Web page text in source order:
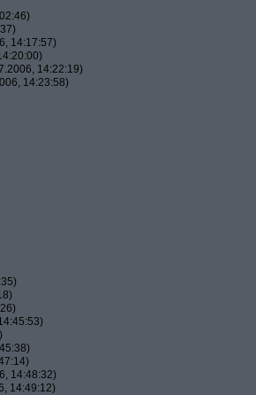
14:17:57)
14:22:19)
14:23:58)
14:48:32)
14:49:12)